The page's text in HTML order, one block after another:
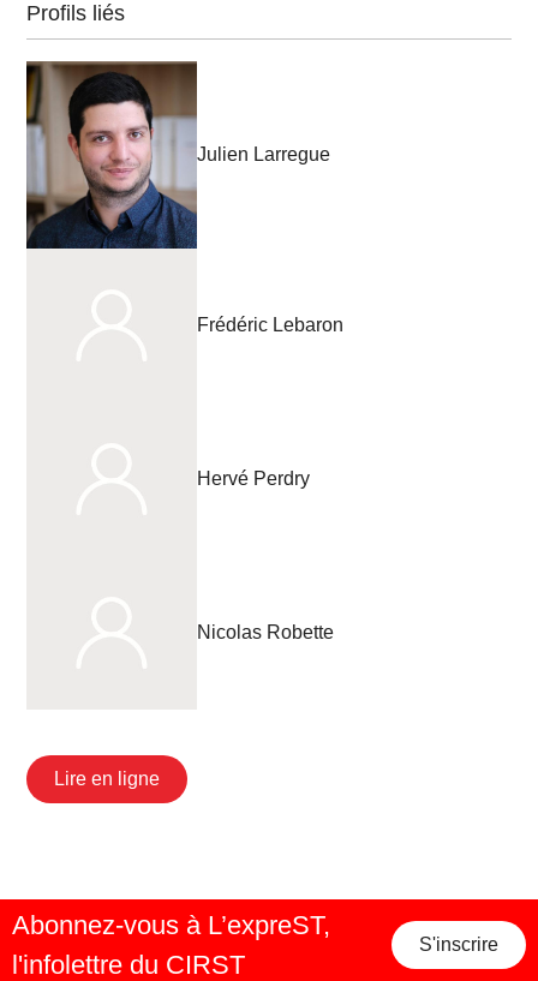
Profils liés
Julien Larregue
Frédéric Lebaron
Hervé Perdry
Nicolas Robette
Lire en ligne
Abonnez-vous à L’expreST,
l'infolettre du CIRST
S'inscrire